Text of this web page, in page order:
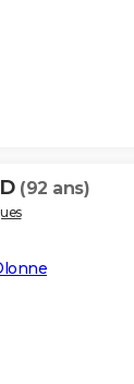
(92 ans)